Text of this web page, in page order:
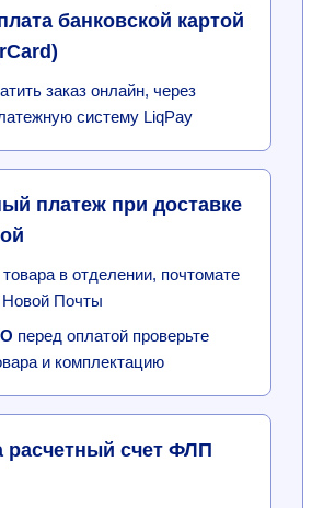
банковской картой
заказ онлайн, через
систему LiqPay
платеж при доставке
в отделении, почтомате
Новой Почты
перед оплатой проверьте
и комплектацию
расчетный счет ФЛП